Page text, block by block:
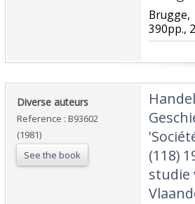
390pp.,
‎Diverse auteurs‎
Reference : B93602
(1981)
See the book
(118)
studie